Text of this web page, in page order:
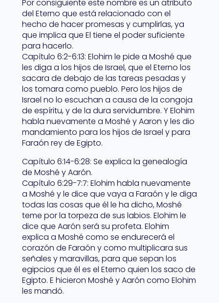
Por consiguiente este nombre es un atributo
del Eterno que está relacionado con el
hecho de hacer promesas y cumplirlas, ya
que implica que El tiene el poder suficiente
para hacerlo.
Capítulo 6:2-6:13: Elohim le pide a Moshé que
les diga a los hijos de Israel, que el Eterno los
sacara de debajo de las tareas pesadas y
los tomara como pueblo. Pero los hijos de
Israel no lo escuchan a causa de la congoja
de espíritu, y de la dura servidumbre. Y Elohim
habla nuevamente a Moshé y Aaron y les dio
mandamiento para los hijos de Israel y para
Faraón rey de Egipto.
Capítulo 6:14-6:28: Se explica la genealogía
de Moshé y Aarón.
Capítulo 6:29-7:7: Elohim habla nuevamente
a Moshé y le dice que vaya a Faraón y le diga
todas las cosas que él le ha dicho, Moshé
teme por la torpeza de sus labios. Elohim le
dice que Aarón será su profeta. Elohim
explica a Moshé como se endurecerá el
corazón de Faraón y como multiplicara sus
señales y maravillas, para que sepan los
egipcios que él es el Eterno quien los saco de
Egipto. E hicieron Moshé y Aarón como Elohim
les mandó.